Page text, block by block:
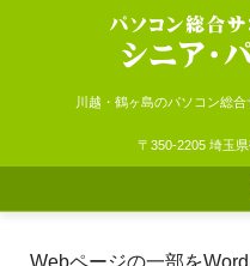
シニア・パソ
川越・鶴ヶ島のパソコン総
〒350-2205 埼玉
Webページの一部を